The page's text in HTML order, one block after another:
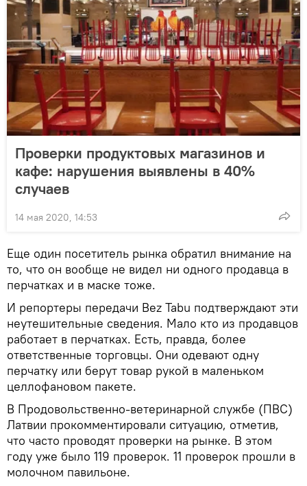
Проверки продуктовых магазинов и
кафе: нарушения выявлены в 40%
случаев
14 мая 2020, 14:53
Еще один посетитель рынка обратил внимание на
то, что он вообще не видел ни одного продавца в
перчатках и в маске тоже.
И репортеры передачи Bez Tabu подтверждают эти
неутешительные сведения. Мало кто из продавцов
работает в перчатках. Есть, правда, более
ответственные торговцы. Они одевают одну
перчатку или берут товар рукой в маленьком
целлофановом пакете.
В Продовольственно-ветеринарной службе (ПВС)
Латвии прокомментировали ситуацию, отметив,
что часто проводят проверки на рынке. В этом
году уже было 119 проверок. 11 проверок прошли в
молочном павильоне.